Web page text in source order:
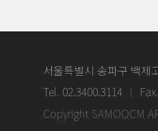
서울특별시 송파구 백제
Tel. 02.3400.3114
Copyright SAMOOCM